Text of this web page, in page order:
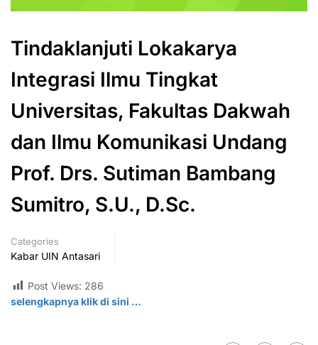
Tindaklanjuti Lokakarya
Integrasi Ilmu Tingkat
Universitas, Fakultas Dakwah
dan Ilmu Komunikasi Undang
Prof. Drs. Sutiman Bambang
Sumitro, S.U., D.Sc.
Categories
Kabar UIN Antasari
Post Views: 286
selengkapnya klik di sini …